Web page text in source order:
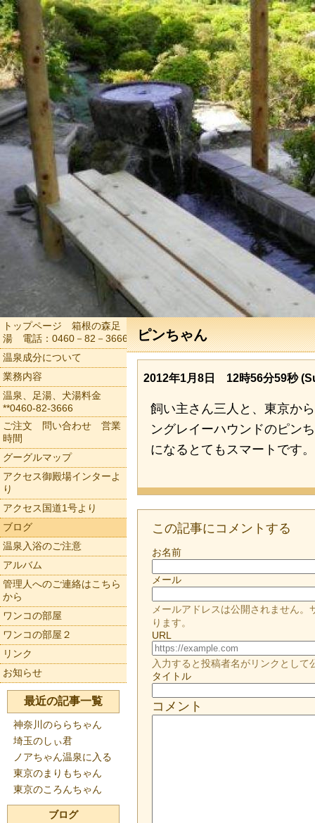
ピンちゃん
2012年1月8日 12時56分59秒
飼い主さん三人と、東京か
ングレイーハウンドのピン
になるとてもスマートです。
この記事にコメントする
お名前
メール
メールアドレスは公開されません
ります。
URL
入力すると投稿者名がリンクとして
タイトル
コメント
トップページ 箱根の森足
湯 電話：0460－82－3666
温泉成分について
業務内容
温泉、足湯、犬湯料金
**0460-82-3666
ご注文 問い合わせ 営業
時間
グーグルマップ
アクセス御殿場インターよ
り
アクセス国道1号より
ブログ
温泉入浴のご注意
アルバム
管理人へのご連絡はこちら
から
ワンコの部屋
ワンコの部屋２
リンク
お知らせ
最近の記事一覧
神奈川のららちゃん
埼玉のしぃ君
ノアちゃん温泉に入る
東京のまりもちゃん
東京のころんちゃん
ブログ